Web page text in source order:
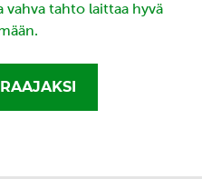
tahto laittaa hyvä